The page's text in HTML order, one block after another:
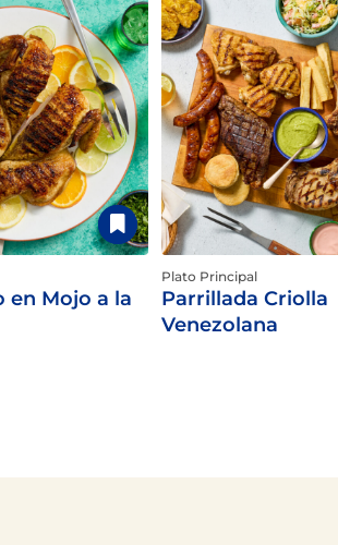
en Mojo a la
Plato Principal
Parrillada Criolla
Venezolana